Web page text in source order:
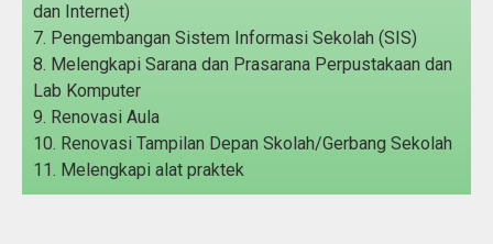
dan Internet)
7. Pengembangan Sistem Informasi Sekolah (SIS)
8. Melengkapi Sarana dan Prasarana Perpustakaan dan
Lab Komputer
9. Renovasi Aula
10. Renovasi Tampilan Depan Skolah/Gerbang Sekolah
11. Melengkapi alat praktek